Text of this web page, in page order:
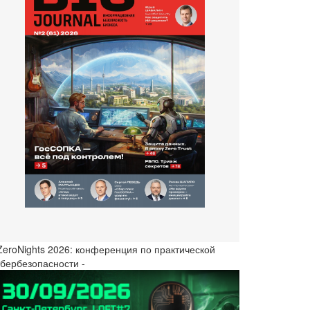
2026: конференция по практической
-